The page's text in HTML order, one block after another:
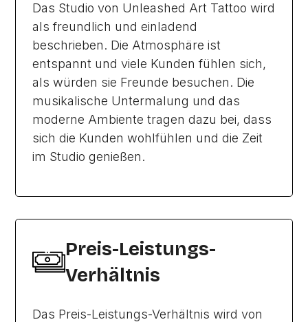
Das Studio von Unleashed Art Tattoo wird
als freundlich und einladend
beschrieben. Die Atmosphäre ist
entspannt und viele Kunden fühlen sich,
als würden sie Freunde besuchen. Die
musikalische Untermalung und das
moderne Ambiente tragen dazu bei, dass
sich die Kunden wohlfühlen und die Zeit
im Studio genießen.
Preis-Leistungs-
Verhältnis
Das Preis-Leistungs-Verhältnis wird von